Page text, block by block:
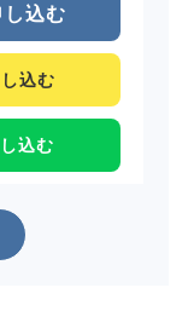
込む
込む
込む